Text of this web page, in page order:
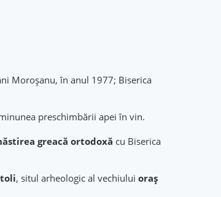
Moroşanu, în anul 1977; Biserica
preschimbării apei în vin.
greacă ortodoxă cu Biserica
, situl arheologic al vechiului oraş